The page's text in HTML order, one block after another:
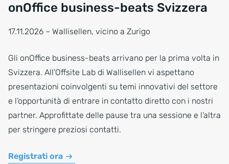
onOffice business-beats Svizzera
17.11.2026 – Wallisellen, vicino a Zurigo
Gli onOffice business-beats arrivano per la prima volta in
Svizzera. All’Offsite Lab di Wallisellen vi aspettano
presentazioni coinvolgenti su temi innovativi del settore
e l’opportunità di entrare in contatto diretto con i nostri
partner. Approfittate delle pause tra una sessione e l’altra
per stringere preziosi contatti.
Registrati ora